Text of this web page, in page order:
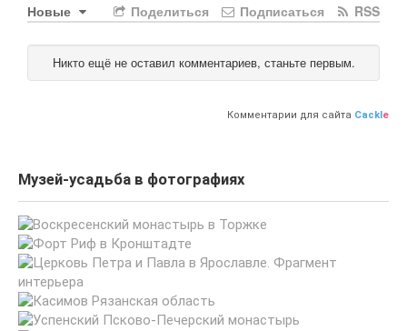
Новые RSS
Подписаться
Поделиться
Никто ещё не оставил комментариев, станьте первым.
Комментарии для сайта Cackle
Музей-усадьба в фотографиях